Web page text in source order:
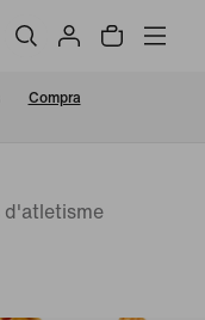
Compra
d'atletisme